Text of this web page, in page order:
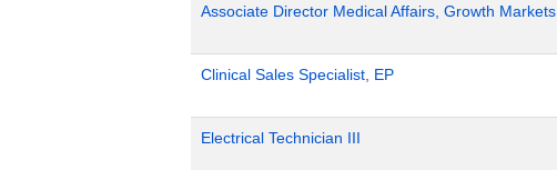
Associate Director Medical Affairs, Growth Markets
Clinical Sales Specialist, EP
Electrical Technician III